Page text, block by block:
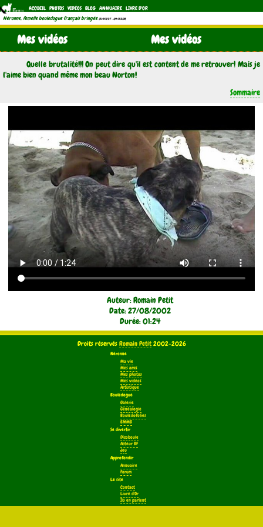
ACCUEIL PHOTOS VIDÉOS BLOG ANNUAIRE LIVRE D'OR
Néronne, femelle bouledogue français bringée (21/11/1997 - 04/11/2011)
Mes vidéos Mes vidéos
Quelle brutalité!!! On peut dire qu'il est content de me retrouver! Mais je
l'aime bien quand même mon beau Norton!
Sommaire
Auteur: Romain Petit
Date: 27/08/2002
Durée: 01:24
Droits réservés Romain Petit2002-2026
Néronne
Ma vie
Mes amis
Mes photos
Mes vidéos
Artistique
Bouledogue
Galerie
Généalogie
Bouledofolies
EMMB
Se divertir
Dicoboule
Acteur BF
Jeu
Approfondir
Annuaire
Forum
Le site
Contact
Livre d'Or
Ils en parlent